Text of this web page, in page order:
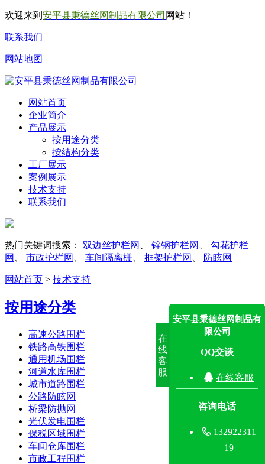
欢迎来到 安平县秉德丝网制品有限公司 网站！
联系我们
网站地图 |
网站首页
企业简介
产品展示
按用途分类
按结构分类
工厂展示
案例展示
技术支持
联系我们
热门关键词搜索： 双边丝护栏网 锌钢护栏网
勾花护栏
网
市政护栏网 车间隔离栅 框架护栏网 防眩网
网站首页 > 技术支持
按用途分类
高速公路围栏
铁路高铁围栏
通用机场围栏
河道水库围栏
城市道路围栏
公路防眩网
桥梁防抛网
光伏发电围栏
保税区域围栏
车间仓库围栏
市政工程围栏
在
线
客
服
安平县秉德丝网制品有
限公司
QQ交谈
 在线客服
咨询电话
 132922311
19